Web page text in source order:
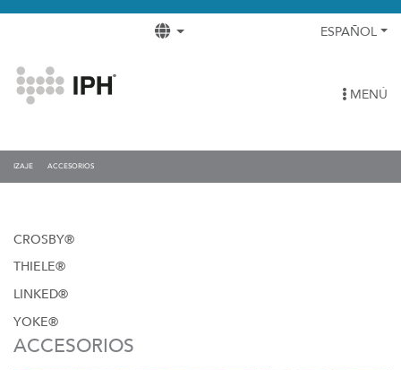
ESPAÑOL
MENÚ
IZAJE ACCESORIOS
CROSBY®
THIELE®
LINKED®
YOKE®
ACCESORIOS